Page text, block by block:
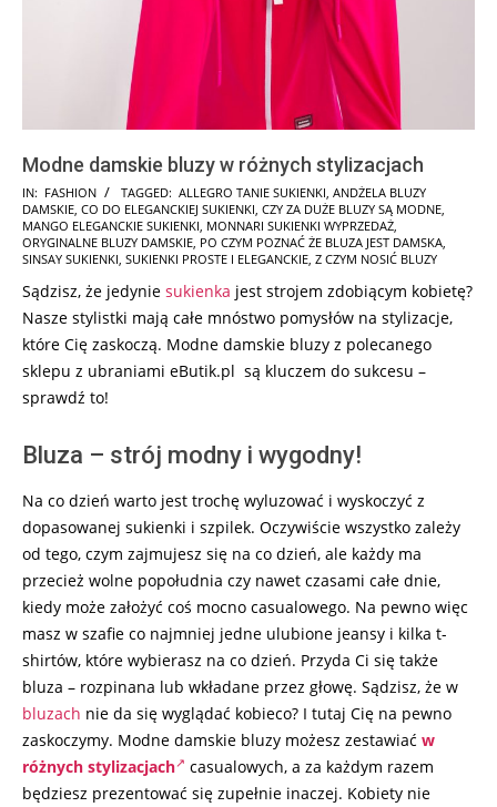
Modne damskie bluzy w różnych stylizacjach
2025-
12-
01
IN: FASHION TAGGED: ALLEGRO TANIE SUKIENKI ANDŻELA BLUZY
DAMSKIE CO DO ELEGANCKIEJ SUKIENKI CZY ZA DUŻE BLUZY SĄ MODNE
MANGO ELEGANCKIE SUKIENKI MONNARI SUKIENKI WYPRZEDAŻ
ORYGINALNE BLUZY DAMSKIE PO CZYM POZNAĆ ŻE BLUZA JEST DAMSKA
SINSAY SUKIENKI SUKIENKI PROSTE I ELEGANCKIE Z CZYM NOSIĆ BLUZY
Sądzisz, że jedynie sukienka jest strojem zdobiącym kobietę?
Nasze stylistki mają całe mnóstwo pomysłów na stylizacje,
które Cię zaskoczą. Modne damskie bluzy z polecanego
sklepu z ubraniami eButik.pl są kluczem do sukcesu –
sprawdź to!
Bluza – strój modny i wygodny!
Na co dzień warto jest trochę wyluzować i wyskoczyć z
dopasowanej sukienki i szpilek. Oczywiście wszystko zależy
od tego, czym zajmujesz się na co dzień, ale każdy ma
przecież wolne popołudnia czy nawet czasami całe dnie,
kiedy może założyć coś mocno casualowego. Na pewno więc
masz w szafie co najmniej jedne ulubione jeansy i kilka t-
shirtów, które wybierasz na co dzień. Przyda Ci się także
bluza – rozpinana lub wkładane przez głowę. Sądzisz, że w
bluzach nie da się wyglądać kobieco? I tutaj Cię na pewno
zaskoczymy. Modne damskie bluzy możesz zestawiać w
różnych stylizacjach
casualowych, a za każdym razem
będziesz prezentować się zupełnie inaczej. Kobiety nie